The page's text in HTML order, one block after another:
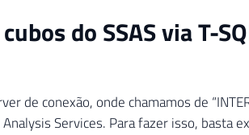
do SSAS via T-
de conexão, onde chamamos de
Services. Para fazer isso, basta